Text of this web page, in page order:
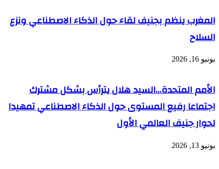
المغرب ينظم بجنيف لقاء حول الذكاء الاصطناعي ونزع
السلاح
يونيو 16, 2026
الأمم المتحدة…السيد هلال يترأس بشكل مشترك
اجتماعا رفيع المستوى حول الذكاء الاصطناعي تمهيدا
لحوار جنيف العالمي الأول
يونيو 13, 2026